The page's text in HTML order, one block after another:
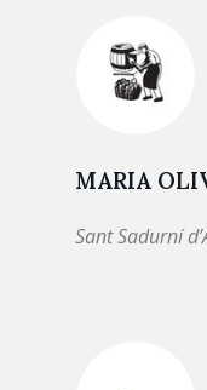
MARIA
Sant Sadurní